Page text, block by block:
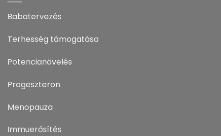
Babatervezés
Terhesség támogatása
Potencianövelés
Progeszteron
Menopauza
Immuerősítés